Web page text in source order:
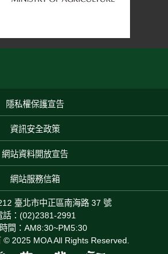
隱私權保護宣告
資訊安全政策
網站資料開放宣告
網站服務信箱
臺北市中正區南海路 37 號
話：(02)2381-2991
間：AM8:30~PM5:30
© 2025 MOA All Rights Reserved.